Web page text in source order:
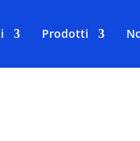
Prodotti